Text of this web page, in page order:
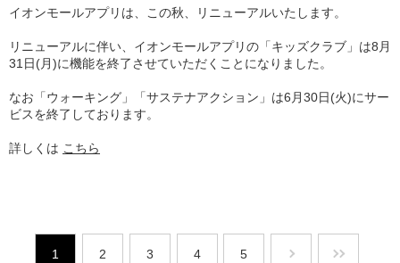
イオンモールアプリは、この秋、リニューアルいたします。
リニューアルに伴い、イオンモールアプリの「キッズクラブ」は8月
31日(月)に機能を終了させていただくことになりました。
なお「ウォーキング」「サステナアクション」は6月30日(火)にサー
ビスを終了しております。
詳しくは こちら
1 2 3 4 5